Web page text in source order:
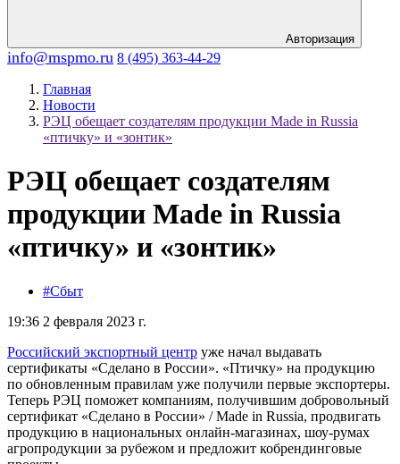
Авторизация
info@mspmo.ru 8 (495) 363-44-29
Главная
Новости
РЭЦ обещает создателям продукции Made in Russia
«птичку» и «зонтик»
РЭЦ обещает создателям
продукции Made in Russia
«птичку» и «зонтик»
#Сбыт
19:36 2 февраля 2023 г.
Российский экспортный центр уже начал выдавать
сертификаты «Сделано в России». «Птичку» на продукцию
по обновленным правилам уже получили первые экспортеры.
Теперь РЭЦ поможет компаниям, получившим добровольный
сертификат «Сделано в России» / Made in Russia, продвигать
продукцию в национальных онлайн-магазинах, шоу-румах
агропродукции за рубежом и предложит кобрендинговые